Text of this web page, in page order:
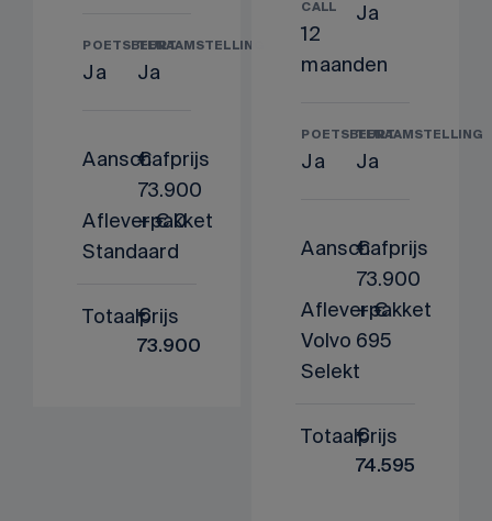
POETSBEURT
Ja
TENAAMSTELLING
Ja
Aanschafprijs
€
73.900
Afleverpakket
Standaard
+ € 0
Totaalprijs
€
73.900
CALL
12
maanden
Ja
POETSBEURT
Ja
TENAAMSTELLING
Ja
Aanschafprijs
€
73.900
Afleverpakket
Volvo
Selekt
+ €
695
Totaalprijs
€
74.595